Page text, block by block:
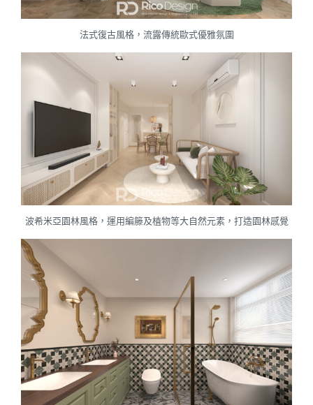
法式復古風格，流露傳統歐式優雅氛圍
波希米亞園林風格，運用編籐及植物等大自然元素，打造園林感覺